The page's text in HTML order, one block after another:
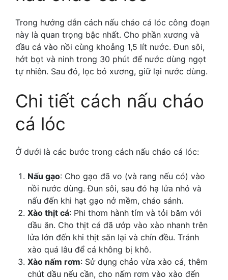
Trong hướng dẫn cách nấu cháo cá lóc công đoạn
này là quan trọng bậc nhất. Cho phần xương và
đầu cá vào nồi cùng khoảng 1,5 lít nước. Đun sôi,
hớt bọt và ninh trong 30 phút để nước dùng ngọt
tự nhiên. Sau đó, lọc bỏ xương, giữ lại nước dùng.
Chi tiết cách nấu cháo
cá lóc
Ở dưới là các bước trong cách nấu cháo cá lóc:
Nấu gạo: Cho gạo đã vo (và rang nếu có) vào
nồi nước dùng. Đun sôi, sau đó hạ lửa nhỏ và
nấu đến khi hạt gạo nở mềm, cháo sánh.
Xào thịt cá: Phi thơm hành tím và tỏi băm với
dầu ăn. Cho thịt cá đã ướp vào xào nhanh trên
lửa lớn đến khi thịt săn lại và chín đều. Tránh
xào quá lâu để cá không bị khô.
Xào nấm rơm: Sử dụng chảo vừa xào cá, thêm
chút dầu nếu cần, cho nấm rơm vào xào đến